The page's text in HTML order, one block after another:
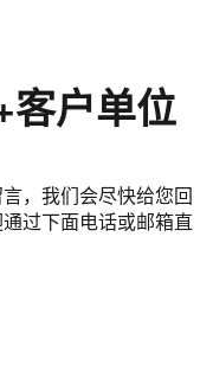
客户单位
，我们会尽快给您回
过下面电话或邮箱直